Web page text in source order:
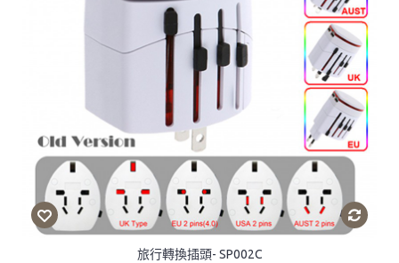
旅行轉換插頭- SP002C